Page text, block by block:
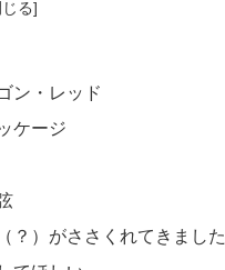
ン・レッド
ケージ
？）がささくれてきました